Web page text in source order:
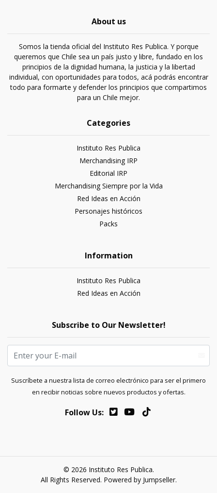
About us
Somos la tienda oficial del Instituto Res Publica. Y porque
queremos que Chile sea un país justo y libre, fundado en los
principios de la dignidad humana, la justicia y la libertad
individual, con oportunidades para todos, acá podrás encontrar
todo para formarte y defender los principios que compartimos
para un Chile mejor.
Categories
Instituto Res Publica
Merchandising IRP
Editorial IRP
Merchandising Siempre por la Vida
Red Ideas en Acción
Personajes históricos
Packs
Information
Instituto Res Publica
Red Ideas en Acción
Subscribe to Our Newsletter!
Suscríbete a nuestra lista de correo electrónico para ser el primero
en recibir noticias sobre nuevos productos y ofertas.
Follow Us:
© 2026 Instituto Res Publica.
All Rights Reserved. Powered by Jumpseller.